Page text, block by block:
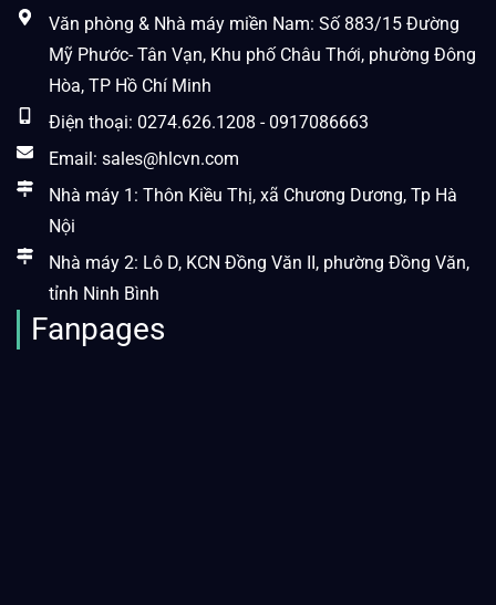
Văn phòng & Nhà máy miền Nam: Số 883/15 Đường
Mỹ Phước- Tân Vạn, Khu phố Châu Thới, phường Đông
Hòa, TP Hồ Chí Minh
Điện thoại: 0274.626.1208 - 0917086663
Email: sales@hlcvn.com
Nhà máy 1: Thôn Kiều Thị, xã Chương Dương, Tp Hà
Nội
Nhà máy 2: Lô D, KCN Đồng Văn II, phường Đồng Văn,
tỉnh Ninh Bình
Fanpages